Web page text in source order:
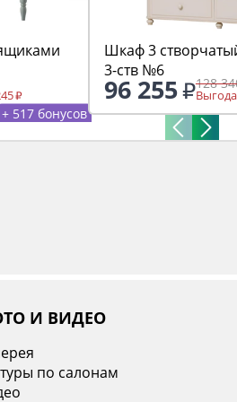
+ 517 бонусов
Шкаф 3
3-ств №6
96 255 128
И ВИДЕО
по салонам